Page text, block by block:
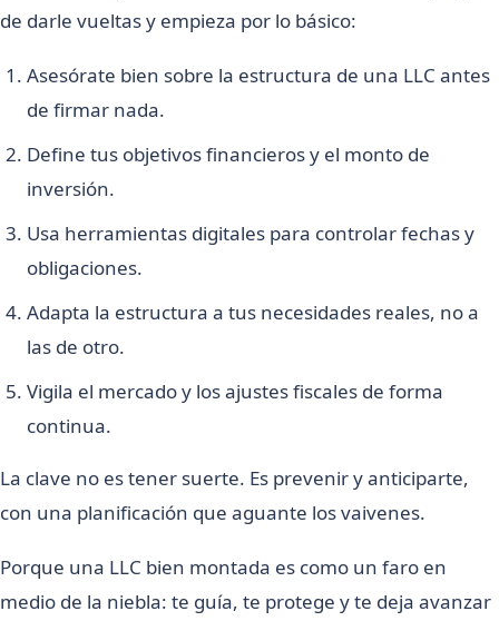
de darle vueltas y empieza por lo básico:
Asesórate bien sobre la estructura de una LLC antes
de firmar nada.
Define tus objetivos financieros y el monto de
inversión.
Usa herramientas digitales para controlar fechas y
obligaciones.
Adapta la estructura a tus necesidades reales, no a
las de otro.
Vigila el mercado y los ajustes fiscales de forma
continua.
La clave no es tener suerte. Es prevenir y anticiparte,
con una planificación que aguante los vaivenes.
Porque una LLC bien montada es como un faro en
medio de la niebla: te guía, te protege y te deja avanzar